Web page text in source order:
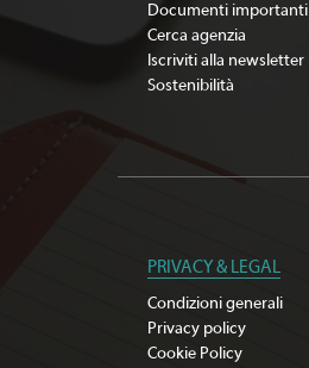
Documenti importanti
Cerca agenzia
Iscriviti alla newsletter
Sostenibilità
PRIVACY & LEGAL
Condizioni generali
Privacy policy
Cookie Policy